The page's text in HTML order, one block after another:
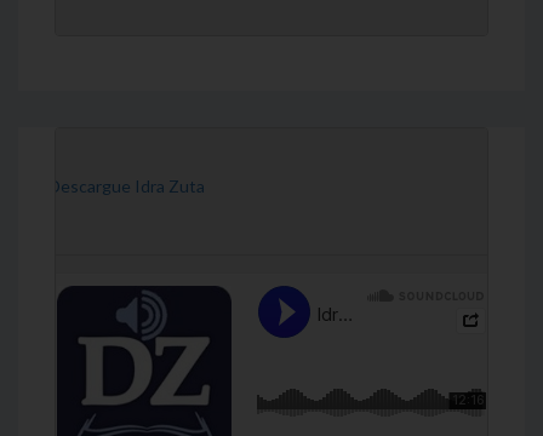
[Descargue Idra Zuta